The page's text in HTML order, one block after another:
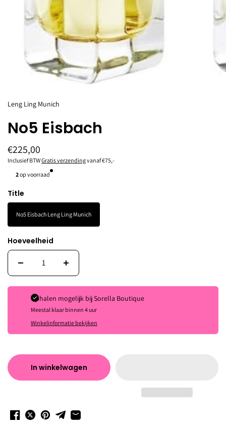
Leng Ling Munich
No5 Eisbach
€225,00
Inclusief BTWGratis verzendingvanaf €75,-
2op voorraad
Title
No5 Eisbach Leng Ling Munich
Hoeveelheid
Ophalen mogelijk bijSorella Boutique
Meestal klaar binnen 4 uur
Winkelinformatie bekijken
In winkelwagen